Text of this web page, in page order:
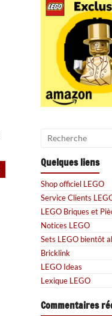
Quelques liens
Shop officiel LEGO
Service Clients
LEGO Briques et
Notices LEGO
Sets LEGO bientôt
Bricklink
LEGO Ideas
Lexique LEGO
Commentaires